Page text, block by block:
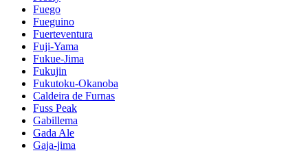
Fuego
Fueguino
Fuerteventura
Fuji-Yama
Fukue-Jima
Fukujin
Fukutoku-Okanoba
Caldeira de Furnas
Fuss Peak
Gabillema
Gada Ale
Gaja-jima